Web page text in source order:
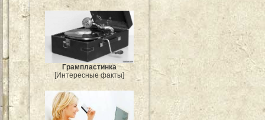
Грампластинка
[Интересные факты]